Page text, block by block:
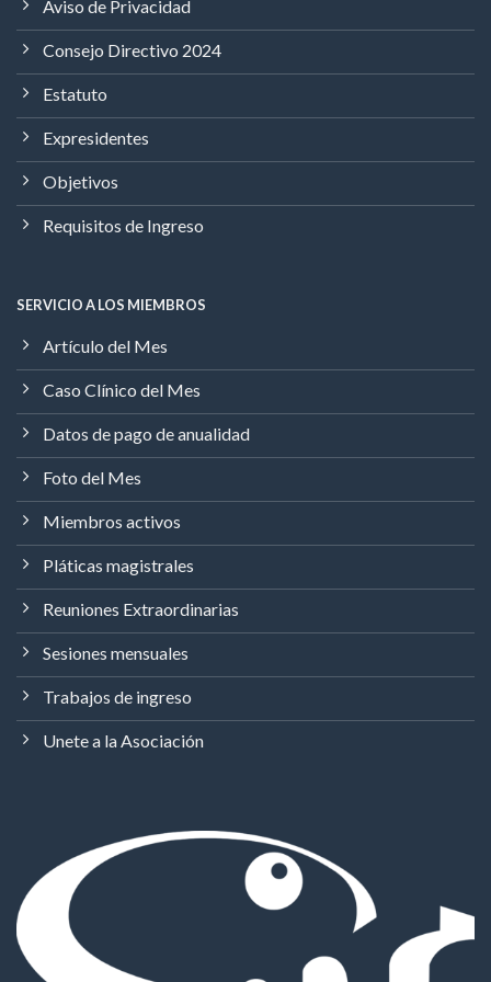
Aviso de Privacidad
Consejo Directivo 2024
Estatuto
Expresidentes
Objetivos
Requisitos de Ingreso
SERVICIO A LOS MIEMBROS
Artículo del Mes
Caso Clínico del Mes
Datos de pago de anualidad
Foto del Mes
Miembros activos
Pláticas magistrales
Reuniones Extraordinarias
Sesiones mensuales
Trabajos de ingreso
Unete a la Asociación